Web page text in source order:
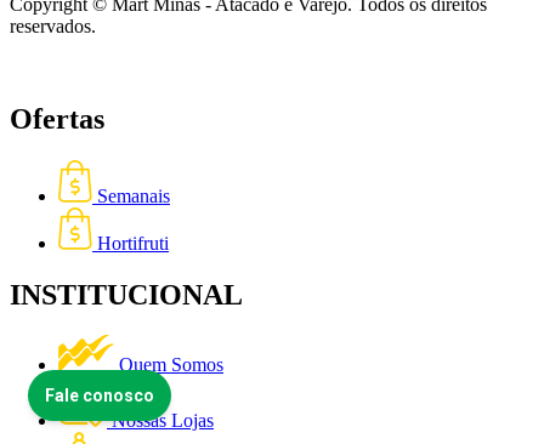
reservados.
Ofertas
Semanais
Hortifruti
INSTITUCIONAL
Quem Somos
Nossas Lojas